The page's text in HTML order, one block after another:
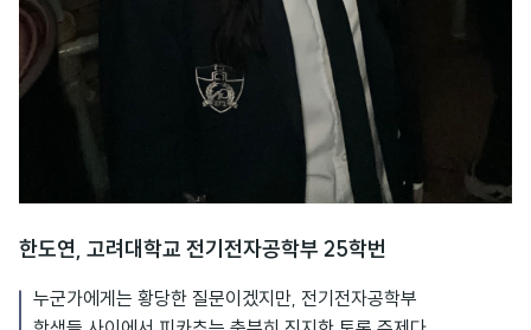
한도연, 고려대학교 전기전자공학부 25학번
누군가에게는 황당한 질문이겠지만, 전기전자공학부